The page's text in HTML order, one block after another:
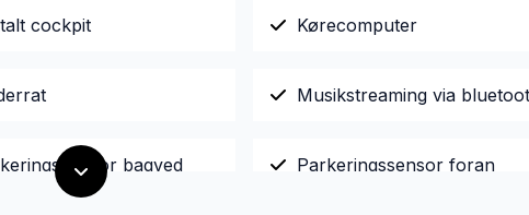
cockpit Kørecomputer
Musikstreaming via
bagved Parkeringssensor foran